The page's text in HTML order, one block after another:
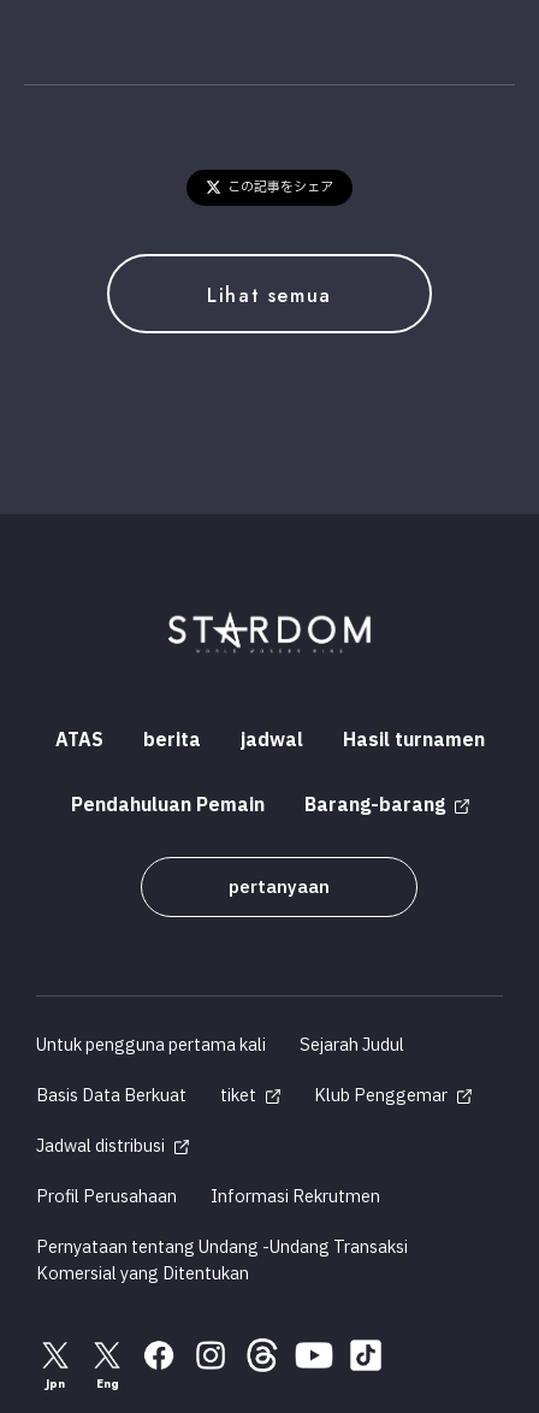
この記事をシェア
Lihat semua
ATAS berita jadwal Hasil turnamen
Pendahuluan Pemain Barang-barang
pertanyaan
Untuk pengguna pertama kali
Sejarah Judul
Basis Data Berkuat
tiket
Klub Penggemar
Jadwal distribusi
Profil Perusahaan
Informasi Rekrutmen
Pernyataan tentang Undang -Undang Transaksi
Komersial yang Ditentukan
Jpn Eng